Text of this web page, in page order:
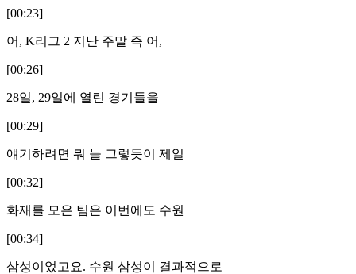
[00:23]
어, K리그 2 지난 주말 즉 어,
[00:26]
28일, 29일에 열린 경기들을
[00:29]
얘기하려면 뭐 늘 그렇듯이 제일
[00:32]
화재를 모은 팀은 이번에도 수원
[00:34]
삼성이었고요. 수원 삼성이 결과적으로